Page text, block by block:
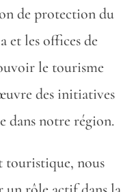
de protection du
et les offices de
le tourisme
des initiatives
dans notre région.
touristique, nous